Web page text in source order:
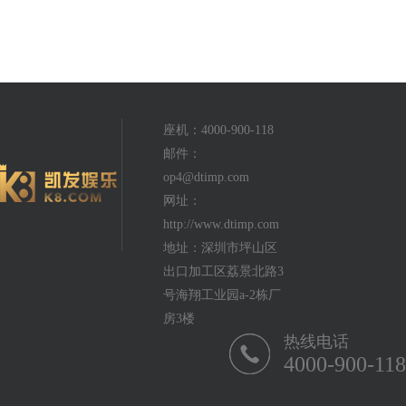
座机：4000-900-118
邮件：
op4@dtimp.com
网址：
http://www.dtimp.com
地址：深圳市坪山区
出口加工区荔景北路3
号海翔工业园a-2栋厂
房3楼
热线电话
4000-900-118